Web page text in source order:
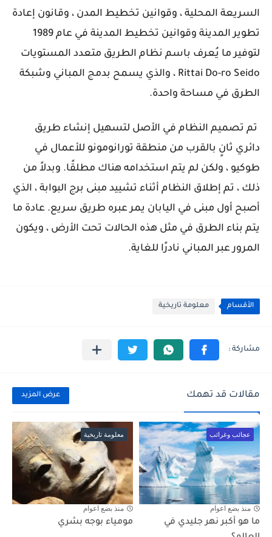
السريعة المحلية ، وقوانين تخطيط المدن ، وقانون إعادة
تطوير المدينة وقوانين تخطيط المدينة في عام 1989
لتوفير ما يُعرف باسم نظام الطريق متعدد المستويات
Rittai Do-ro Seido ، والذي يسمح بدمج المباني وشبكة
الطرق في مساحة واحدة.
تم تصميم النظام في الأصل لتسهيل إنشاء طريق
دائري ثانٍ بالقرب من منطقة تورانومونو للأعمال في
طوكيو ، ولكن لم يتم استخدامه هناك مطلقًا. وبدلاً من
ذلك ، تم إطلاق النظام أثناء تشييد مبنى برج البوابة ، الذي
أصبح أول مبنى في اليابان يمر عبره طريق سريع. عادة ما
يتم بناء الطرق في مثل هذه الحالات تحت الأرض ، ويكون
المرور عبر المباني نادرًا للغاية.
الأقسام معلومة تاريخية
مقالات قد تهمك عرض المزيد
عجائب وغرائب
منذ بضع اعوام
ما هو أكبر نهر جليدي في
معلومة تاريخية
منذ بضع اعوام
مومياء بوجه بشري